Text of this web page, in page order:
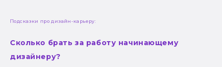
Подсказки про дизайн-карьеру:
Сколько брать за работу начинающему
дизайнеру?